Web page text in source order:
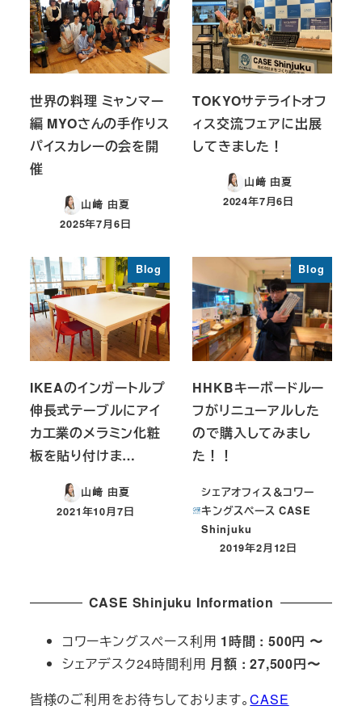
世界の料理 ミャンマー
編 MYOさんの手作りス
パイスカレーの会を開
催
山﨑 由夏
投稿日
2025年7月6日
TOKYOサテライトオフ
ィス交流フェアに出展
してきました！
山﨑 由夏
投稿日
2024年7月6日
Blog
IKEAのインガートルプ
伸長式テーブルにアイ
カ工業のメラミン化粧
板を貼り付けま…
山﨑 由夏
投稿日
2021年10月7日
Blog
HHKBキーボードルー
フがリニューアルした
ので購入してみまし
た！！
シェアオフィス＆コワー
キングスペース CASE
Shinjuku
投稿日
2019年2月12日
CASE Shinjuku Information
コワーキングスペース利用 1時間 : 500円 〜
シェアデスク24時間利用 月額 : 27,500円〜
皆様のご利用をお待ちしております。CASE